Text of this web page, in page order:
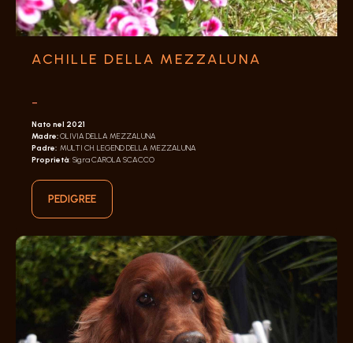
ACHILLE DELLA MEZZALUNA
-
Nato nel 2021
Madre:OLIVIA DELLA MEZZALUNA
Padre: MULTI CH. LEGEND DELLA MEZZALUNA
Proprietà: Sig.ra CAROLA SCACCO
PEDIGREE